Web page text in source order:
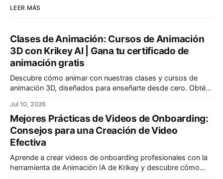
LEER MÁS
Clases de Animación: Cursos de Animación
3D con Krikey AI | Gana tu certificado de
animación gratis
Descubre cómo animar con nuestras clases y cursos de
animación 3D, diseñados para enseñarte desde cero. Obtén
para principiantes y programas divertidos para niños.
Jul 10, 2026
Mejores Prácticas de Videos de Onboarding:
Consejos para una Creación de Video
Efectiva
Aprende a crear videos de onboarding profesionales con la
herramienta de Animación IA de Krikey y descubre cómo